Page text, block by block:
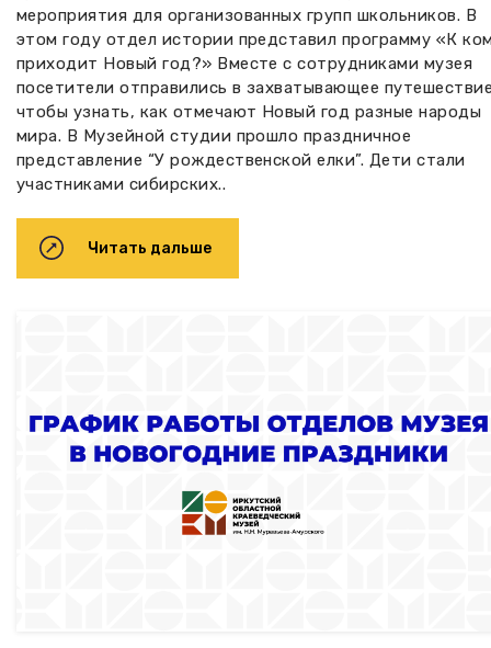
мероприятия для организованных групп школьников. В
этом году отдел истории представил программу «К
приходит Новый год?» Вместе с сотрудниками музея
посетители отправились в захватывающее
чтобы узнать, как отмечают Новый год разные народы
мира. В Музейной студии прошло праздничное
представление “У рождественской елки”. Дети стали
участниками сибирских..
Читать дальше